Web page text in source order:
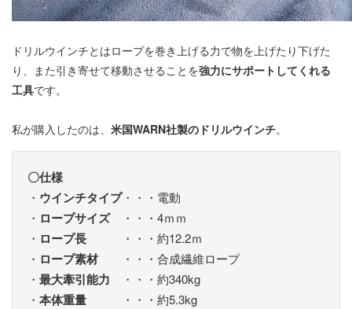
ドリルウインチとはロープを巻き上げる力で物を上げたり下げた
り、また引き寄せて移動させることを強力にサポートしてくれる
工具です。
私が購入したのは、 米国WARN社製のドリルウインチ。
〇仕様
・ ウインチタイプ・・・電動
・ ロープサイズ・・・4ｍｍ
・ ロープ長 ・・・約12.2ｍ
・ ロープ素材・・・合成繊維ロープ
・ 最大牽引能力 ・・・約340kg
・ 本体重量 ・・・約5.3kg